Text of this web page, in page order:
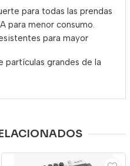
para todas las prendas
para menor consumo.
para mayor
partículas grandes de la